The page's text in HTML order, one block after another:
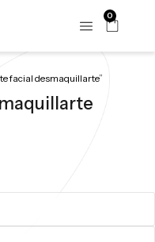
0
facial desmaquillarte”